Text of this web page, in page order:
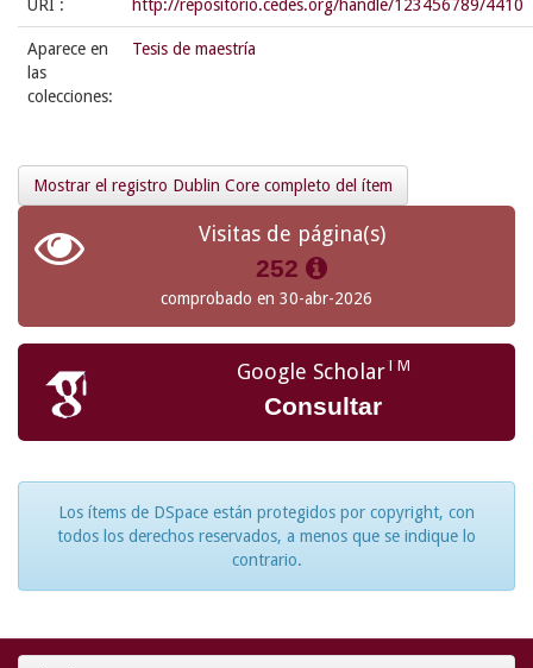
URI : http://repositorio.cedes.org/handle/123456789/4410
Aparece en
las
colecciones:
Tesis de maestría
Mostrar el registro Dublin Core completo del ítem
Visitas de página(s)
252
comprobado en 30-abr-2026
Google ScholarTM
Consultar
Los ítems de DSpace están protegidos por copyright, con
todos los derechos reservados, a menos que se indique lo
contrario.